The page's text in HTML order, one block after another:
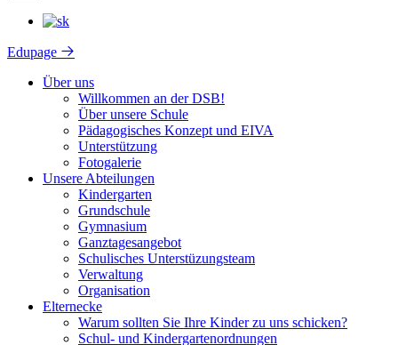
Edupage
Über uns
Willkommen an der DSB!
Über unsere Schule
Pädagogisches Konzept und EIVA
Unterstützung
Fotogalerie
Unsere Abteilungen
Kindergarten
Grundschule
Gymnasium
Ganztagesangebot
Schulisches Unterstüzungsteam
Verwaltung
Organisation
Elternecke
Warum sollten Sie Ihre Kinder zu uns schicken?
Schul- und Kindergartenordnungen